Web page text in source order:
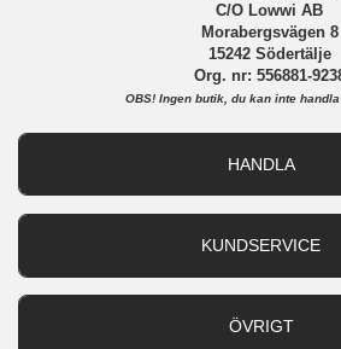
C/O Lowwi AB
Morabergsvägen 8
15242 Södertälje
Org. nr: 556881-
OBS! Ingen butik, du kan inte
HANDLA
KUNDSERVICE
ÖVRIGT